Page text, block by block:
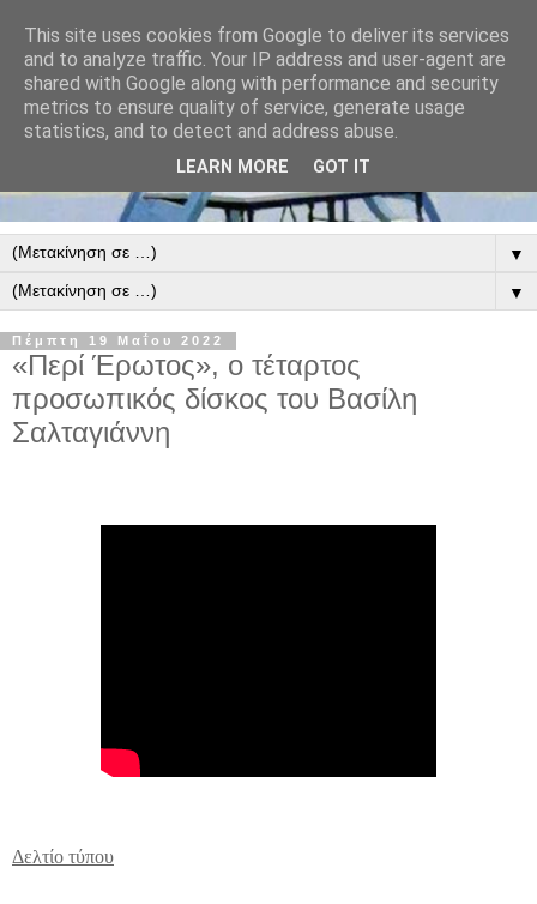
▼
▼
Πέμπτη 19 Μαΐου 2022
«Περί Έρωτος», ο τέταρτος
προσωπικός δίσκος του Βασίλη
Σαλταγιάννη
Δελτίο τύπου
This site uses cookies from Google to deliver its services
and to analyze traffic. Your IP address and user-agent are
shared with Google along with performance and security
metrics to ensure quality of service, generate usage
statistics, and to detect and address abuse.
LEARN MORE GOT IT